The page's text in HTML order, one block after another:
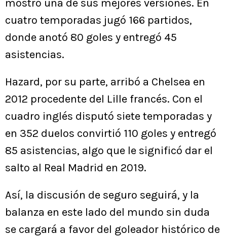
mostró una de sus mejores versiones. En
cuatro temporadas jugó 166 partidos,
donde anotó 80 goles y entregó 45
asistencias.
Hazard, por su parte, arribó a Chelsea en
2012 procedente del Lille francés. Con el
cuadro inglés disputó siete temporadas y
en 352 duelos convirtió 110 goles y entregó
85 asistencias, algo que le significó dar el
salto al Real Madrid en 2019.
Así, la discusión de seguro seguirá, y la
balanza en este lado del mundo sin duda
se cargará a favor del goleador histórico de